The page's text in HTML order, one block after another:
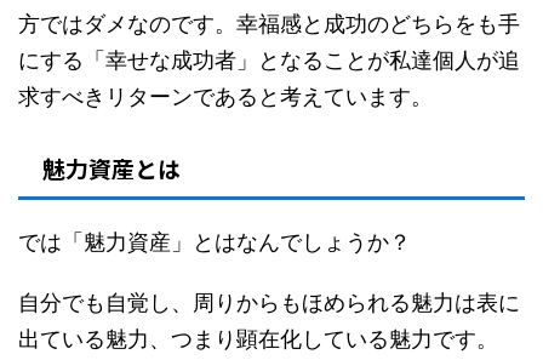
方ではダメなのです。幸福感と成功のどちらをも手
にする「幸せな成功者」となることが私達個人が追
求すべきリターンであると考えています。
魅力資産とは
では「魅力資産」とはなんでしょうか？
自分でも自覚し、周りからもほめられる魅力は表に
出ている魅力、つまり顕在化している魅力です。